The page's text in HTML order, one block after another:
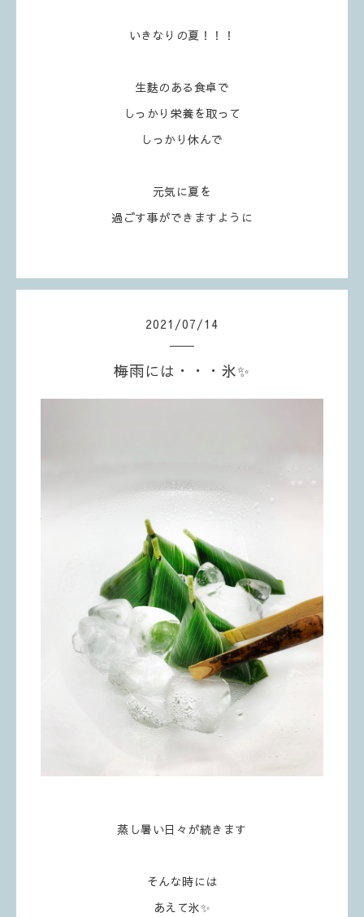
いきなりの夏！！！
生麩のある食卓で
しっかり栄養を取って
しっかり休んで
元気に夏を
過ごす事ができますように
2021 /07/14
梅雨には・・・氷✨
蒸し暑い日々が続きます
そんな時には
あえて氷✨